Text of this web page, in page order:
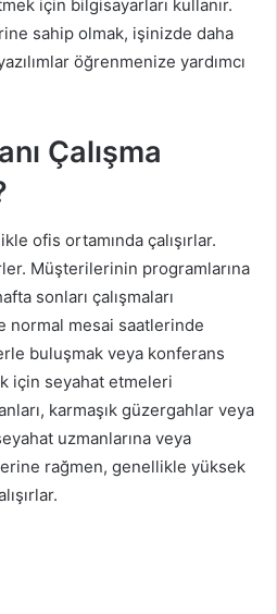
için bilgisayarları kullanır.
sahip olmak, işinizde daha
öğrenmenize yardımcı
Çalışma
ofis ortamında çalışırlar.
Müşterilerinin programlarına
sonları çalışmaları
normal mesai saatlerinde
buluşmak veya konferans
için seyahat etmeleri
karmaşık güzergahlar veya
uzmanlarına veya
rağmen, genellikle yüksek